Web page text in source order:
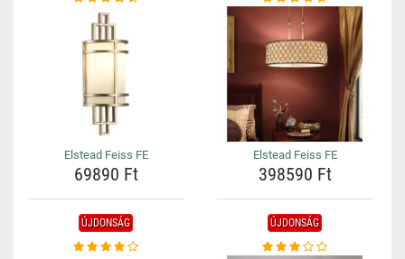
Elstead Feiss FE
69890 Ft
Elstead Feiss FE
398590 Ft
ÚJDONSÁG ÚJDONSÁG